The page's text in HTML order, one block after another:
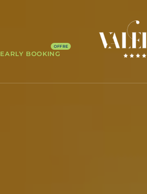
EARLY BOOKING